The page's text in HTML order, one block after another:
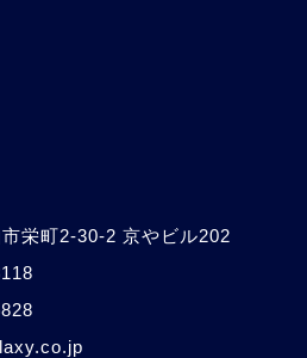
栄町2-30-2 京やビル202